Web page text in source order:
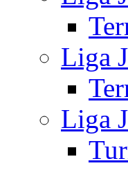
Liga
Liga